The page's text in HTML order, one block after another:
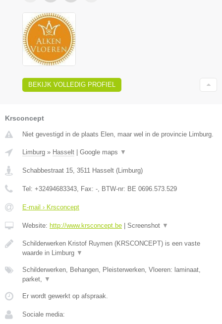
BEKIJK VOLLEDIG PROFIEL
Krsconcept
Niet gevestigd in de plaats Elen, maar wel in de provincie Limburg.
Limburg » Hasselt Google maps ▼
Schabbestraat 15, 3511 Hasselt (Limburg)
Tel: +32494683343, Fax: -, BTW-nr: BE 0696.573.529
E-mail › Krsconcept
Website: http://www.krsconcept.be Screenshot ▼
Schilderwerken Kristof Ruymen (KRSCONCEPT) is een vaste
waarde in Limburg ▼
Schilderwerken, Behangen, Pleisterwerken, Vloeren: laminaat,
parket, ▼
Er wordt gewerkt op afspraak.
Sociale media: